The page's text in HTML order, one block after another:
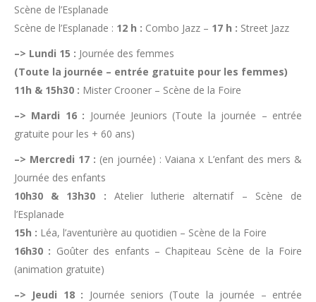
Scène de l’Esplanade
Scène de l’Esplanade : 12 h : Combo Jazz – 17 h : Street Jazz
–> Lundi 15 : Journée des femmes
(Toute la journée – entrée gratuite pour les femmes)
11h & 15h30 : Mister Crooner – Scène de la Foire
–> Mardi 16 : Journée Jeuniors (Toute la journée – entrée
gratuite pour les + 60 ans)
–> Mercredi 17 : (en journée) : Vaiana x L’enfant des mers &
Journée des enfants
10h30 & 13h30 : Atelier lutherie alternatif – Scène de
l’Esplanade
15h : Léa, l’aventurière au quotidien – Scène de la Foire
16h30 : Goûter des enfants – Chapiteau Scène de la Foire
(animation gratuite)
–> Jeudi 18 : Journée seniors (Toute la journée – entrée